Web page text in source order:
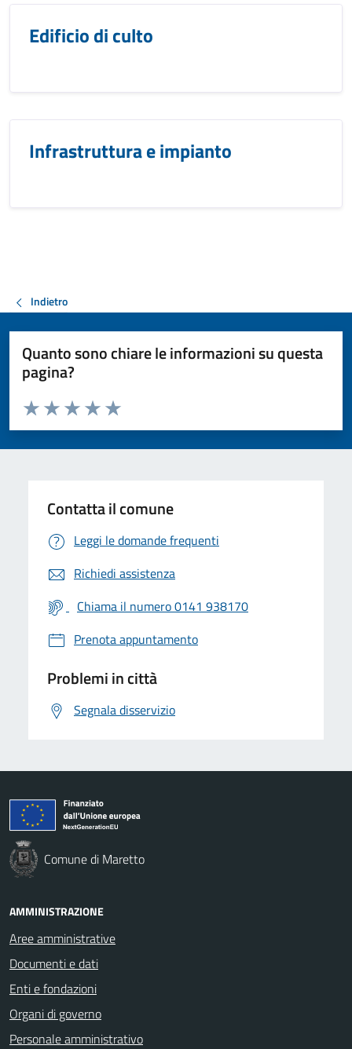
Edificio di culto
Infrastruttura e impianto
Indietro
Quanto sono chiare le informazioni su questa
pagina?
Valuta da 1 a 5 stelle la pagina
Valuta 5 stelle su 5
Valuta 4 stelle su 5
Valuta 3 stelle su 5
Valuta 2 stelle su 5
Valuta 1 stelle su 5
Contatta il comune
Leggi le domande frequenti
Richiedi assistenza
Chiama il numero 0141 938170
Prenota appuntamento
Problemi in città
Segnala disservizio
Comune di Maretto
AMMINISTRAZIONE
Aree amministrative
Documenti e dati
Enti e fondazioni
Organi di governo
Personale amministrativo